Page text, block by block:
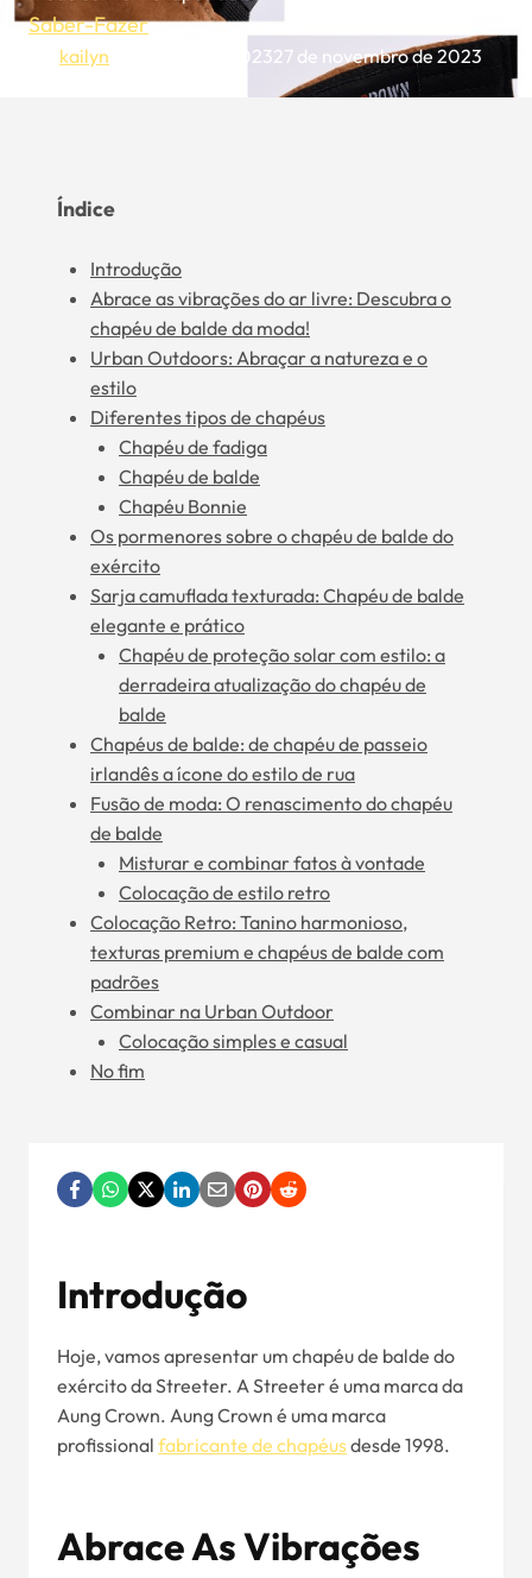
Saber-Fazer
kailyn 13 de julho de 202327 de novembro de 2023
Índice
Introdução
Abrace as vibrações do ar livre: Descubra o
chapéu de balde da moda!
Urban Outdoors: Abraçar a natureza e o
estilo
Diferentes tipos de chapéus
Chapéu de fadiga
Chapéu de balde
Chapéu Bonnie
Os pormenores sobre o chapéu de balde do
exército
Sarja camuflada texturada: Chapéu de balde
elegante e prático
Chapéu de proteção solar com estilo: a
derradeira atualização do chapéu de
balde
Chapéus de balde: de chapéu de passeio
irlandês a ícone do estilo de rua
Fusão de moda: O renascimento do chapéu
de balde
Misturar e combinar fatos à vontade
Colocação de estilo retro
Colocação Retro: Tanino harmonioso,
texturas premium e chapéus de balde com
padrões
Combinar na Urban Outdoor
Colocação simples e casual
No fim
Introdução
Hoje, vamos apresentar um chapéu de balde do
exército da Streeter. A Streeter é uma marca da
Aung Crown. Aung Crown é uma marca
profissional fabricante de chapéusdesde 1998.
Abrace As Vibrações